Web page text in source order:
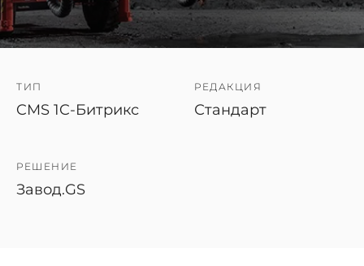
ТИП
CMS 1C-Битрикс
РЕДАКЦИЯ
Стандарт
РЕШЕНИЕ
Завод.GS